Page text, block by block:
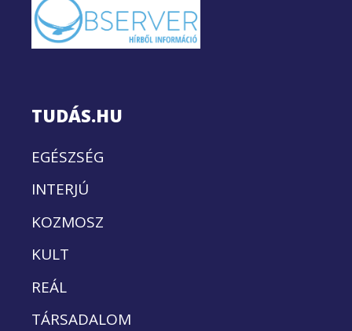
TUDÁS.HU
EGÉSZSÉG
INTERJÚ
KOZMOSZ
KULT
REÁL
TÁRSADALOM